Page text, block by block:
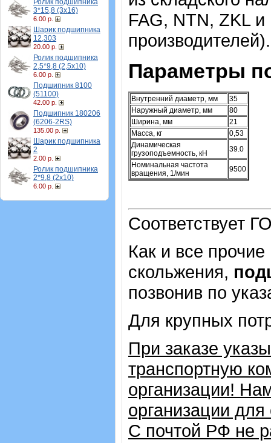
Ролик подшипника
3*15,8 (3х16)
6.00 р.
Шарик подшипника
12,303
20.00 р.
Ролик подшипника
2,5*9,8 (2,5х10)
6.00 р.
Подшипник 8100
(51100)
42.00 р.
Подшипник 180206
(6206-2RS)
135.00 р.
Шарик подшипника
2
2.00 р.
Ролик подшипника
2*9,8 (2х10)
6.00 р.
FAG, NTN, ZKL
производителей).
Параметры
Внутренний диаметр, мм
35
Наружный диаметр, мм
80
Ширина, мм
21
Масса, кг
0,53
Динамическая
грузоподъемность, кН
39.0
Номинальная частота
вращения, 1/мин
9500
Соответствует
Как и все
скольжения,
позвонив по
Для крупных
При заказе
транспортную
организации!
организации
С почтой РФ не